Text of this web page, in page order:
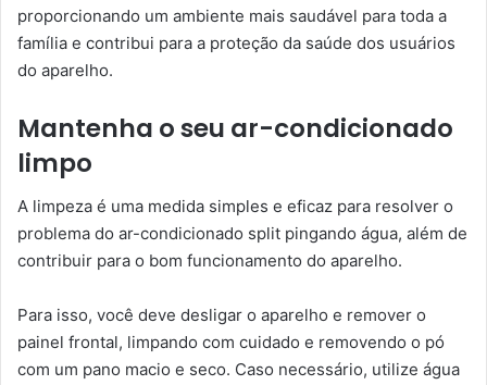
proporcionando um ambiente mais saudável para toda a
família e contribui para a proteção da saúde dos usuários
do aparelho.
Mantenha o seu ar-condicionado
limpo
A limpeza é uma medida simples e eficaz para resolver o
problema do ar-condicionado split pingando água, além de
contribuir para o bom funcionamento do aparelho.
Para isso, você deve desligar o aparelho e remover o
painel frontal, limpando com cuidado e removendo o pó
com um pano macio e seco. Caso necessário, utilize água